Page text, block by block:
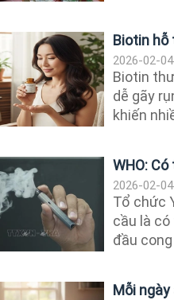
Biotin hỗ
2026-02-
Biotin
dễ gãy
khiến
WHO:
2026-02-
Tổ chức
cầu là
đầu
Mỗi